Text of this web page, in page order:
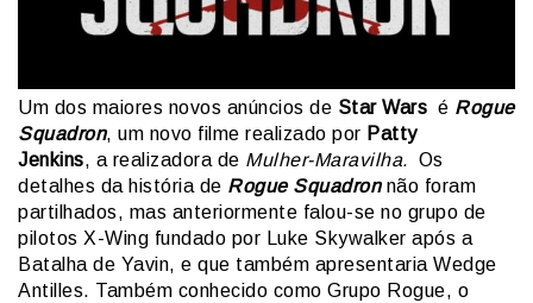
Um dos maiores novos anúncios de Star Wars é Rogue
Squadron, um novo filme realizado por Patty
Jenkins, a realizadora de Mulher-Maravilha. Os
detalhes da história de Rogue Squadron não foram
partilhados, mas anteriormente falou-se no grupo de
pilotos X-Wing fundado por Luke Skywalker após a
Batalha de Yavin, e que também apresentaria Wedge
Antilles. Também conhecido como Grupo Rogue, o